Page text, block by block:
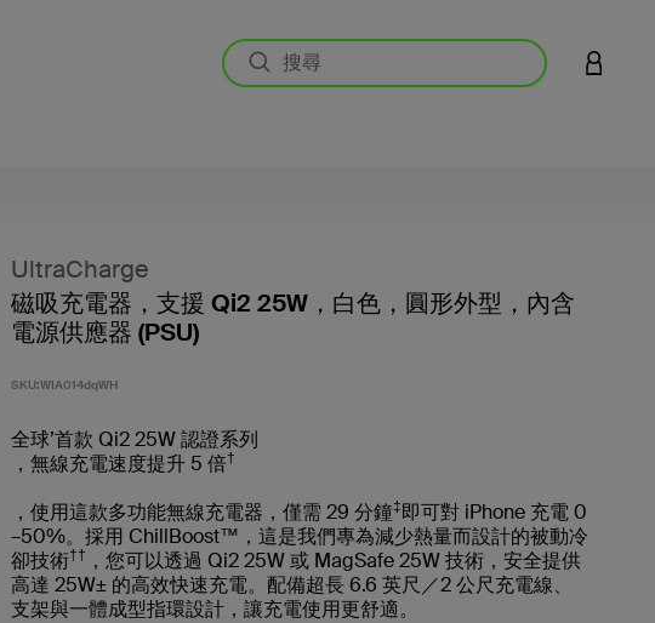
登入您
UltraCharge
磁吸充電器，支援 Qi2 25W，白色，圓形外型，內含
電源供應器 (PSU)
SKU:WIA014dqWH
全球’首款 Qi2 25W 認證系列
，無線充電速度提升 5 倍†
，使用這款多功能無線充電器，僅需 29 分鐘‡即可對 iPhone 充電 0
–50%。採用 ChillBoost™，這是我們專為減少熱量而設計的被動冷
卻技術†† ，您可以透過 Qi2 25W 或 MagSafe 25W 技術，安全提供
高達 25W± 的高效快速充電。配備超長 6.6 英尺／2 公尺充電線、
支架與一體成型指環設計，讓充電使用更舒適。